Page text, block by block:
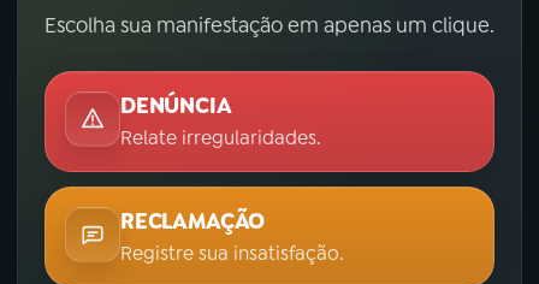
Escolha sua manifestação em apenas um clique.
DENÚNCIA
Relate irregularidades.
RECLAMAÇÃO
Registre sua insatisfação.